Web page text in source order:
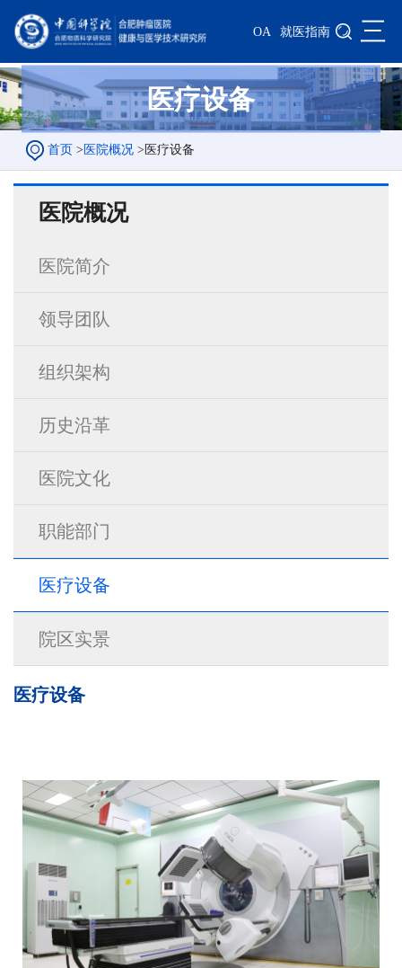
OA 就医指南 三
医疗设备
首页 > 医院概况 > 医疗设备
医院概况
医院简介
领导团队
组织架构
历史沿革
医院文化
职能部门
医疗设备
院区实景
医疗设备